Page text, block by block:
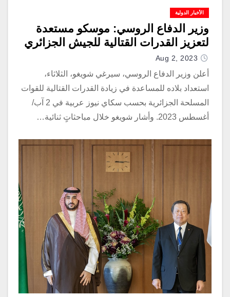
الأخبار الدولية
وزير الدفاع الروسي: موسكو مستعدة
لتعزيز القدرات القتالية للجيش الجزائري
Aug 2, 2023
أعلن وزير الدفاع الروسي، سيرغي شويغو، الثلاثاء،
استعداد بلاده للمساعدة في زيادة القدرات القتالية للقوات
المسلحة الجزائرية بحسب سكاي نيوز عربية في 2 آب/
أغسطس 2023. وأشار شويغو خلال مباحثاتٍ ثنائية…